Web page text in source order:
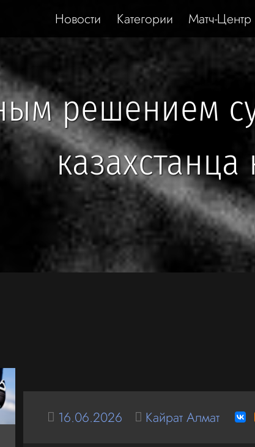
Новости Категории Матч-Центр
решением
16.06.2026 Кайрат Алмат